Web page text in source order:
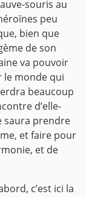
souris au
peu
bien que
de son
va pouvoir
le monde qui
beaucoup
d’elle-
saura prendre
et faire pour
et de
c’est ici la